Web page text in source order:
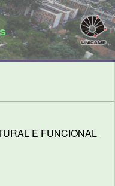
E FUNCIONAL